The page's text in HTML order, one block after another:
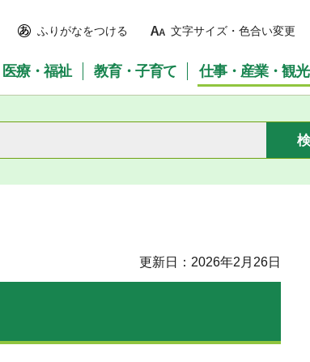
ふりがなをつける 文字サイズ・色合い変更
療・福祉 教育・子育て 仕事・産業・観光
更新日：2026年2月26日